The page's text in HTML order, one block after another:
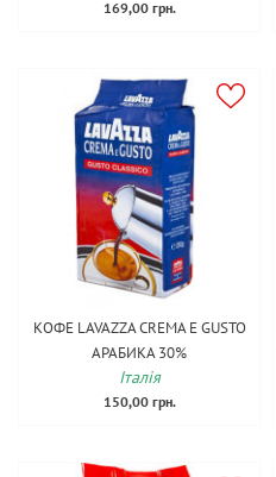
169,00 грн.
КОФЕ LAVAZZA CREMA E GUSTO
АРАБИКА 30%
Італія
150,00 грн.